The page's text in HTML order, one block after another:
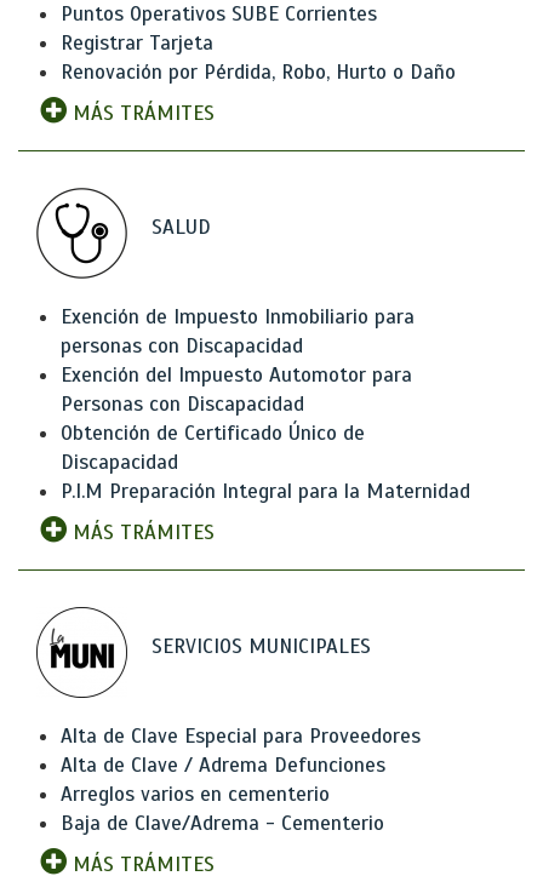
Puntos Operativos SUBE Corrientes
Registrar Tarjeta
Renovación por Pérdida, Robo, Hurto o Daño
MÁS TRÁMITES
SALUD
Exención de Impuesto Inmobiliario para
personas con Discapacidad
Exención del Impuesto Automotor para
Personas con Discapacidad
Obtención de Certificado Único de
Discapacidad
P.I.M Preparación Integral para la Maternidad
MÁS TRÁMITES
SERVICIOS MUNICIPALES
Alta de Clave Especial para Proveedores
Alta de Clave / Adrema Defunciones
Arreglos varios en cementerio
Baja de Clave/Adrema - Cementerio
MÁS TRÁMITES